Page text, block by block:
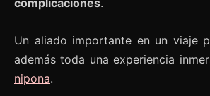
Un aliado importante en un viaje
además toda una experiencia
nipona.